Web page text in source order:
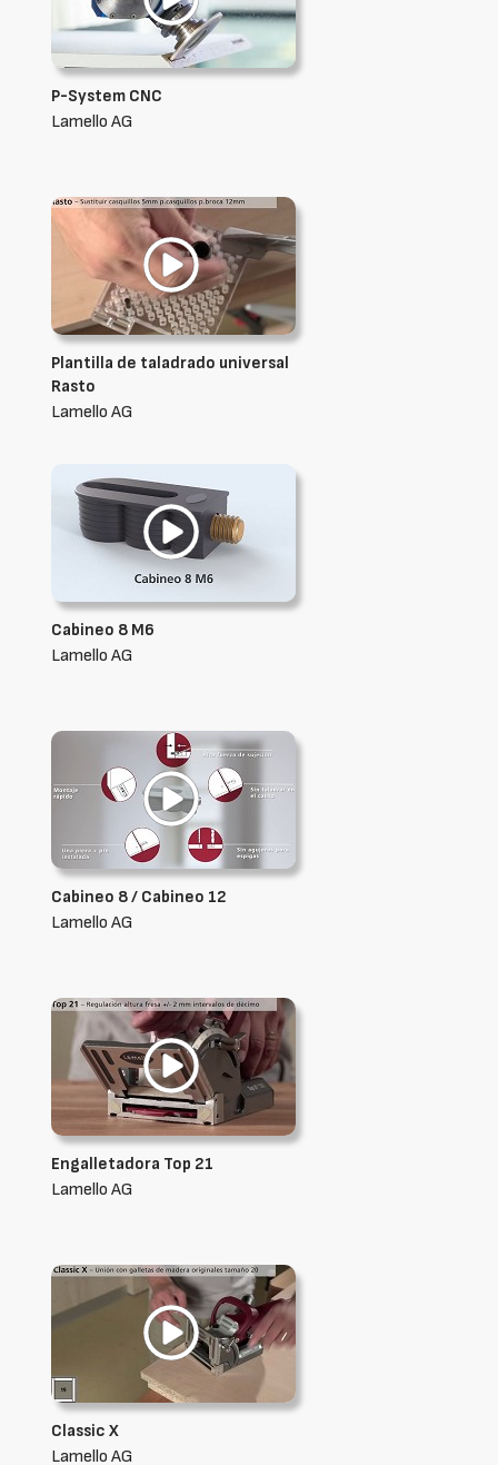
P-System CNC
Lamello AG
Plantilla de taladrado universal
Rasto
Lamello AG
Cabineo 8 M6
Lamello AG
Cabineo 8 / Cabineo 12
Lamello AG
Engalletadora Top 21
Lamello AG
Classic X
Lamello AG